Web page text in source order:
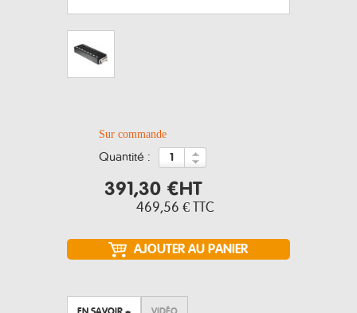
Sur commande
quantité :
391,30 €HT
469,56 € TTC